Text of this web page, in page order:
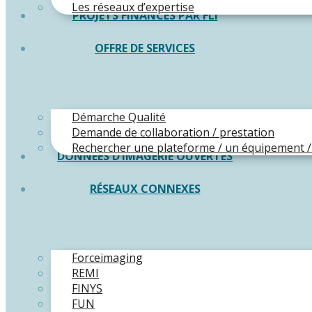
Les réseaux d’expertise
PROJETS FINANCÉS PAR FLI
OFFRE DE SERVICES
Démarche Qualité
Demande de collaboration / prestation
Rechercher une plateforme / un équipement
DONNÉES D’IMAGERIE OUVERTES
RÉSEAUX CONNEXES
Forceimaging
REMI
FINYS
FUN